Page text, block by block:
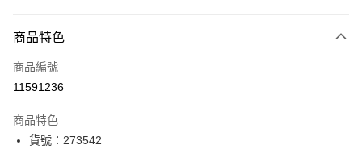
icash Pay
信用卡一次付款
LINE Pay
商品特色
商品編號
11591236
商品特色
貨號：273542